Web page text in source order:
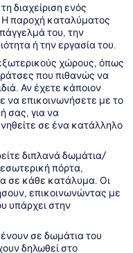
διαχείριση ενός
Η παροχή καταλύματος
του, την
ή την εργασία του.
χώρους, όπως
που πιθανώς να
Αν έχετε κάποιον
να επικοινωνήσετε με το
σας, για να
σε ένα κατάλληλο
διπλανά δωμάτια/
πόρτα,
σε κάθε κατάλυμα. Οι
επικοινωνώντας με
υπάρχει στην
σε δωμάτια του
δηλωθεί στο